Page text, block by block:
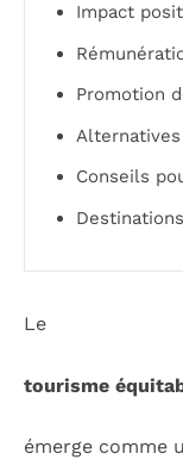
Impact
Promotion
Conseils
Le
tourisme
émerge comme